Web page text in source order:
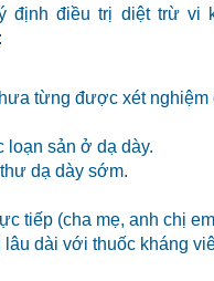
định điều trị diệt trừ vi
từng được xét nghiệm
loạn sản ở dạ dày.
dạ dày sớm.
tiếp (cha mẹ, anh chị
dài với thuốc kháng